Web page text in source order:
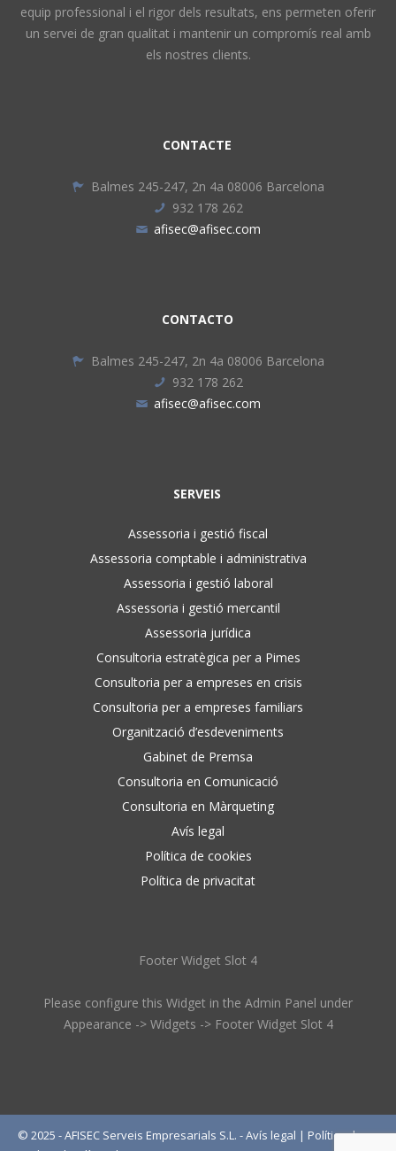
equip professional i el rigor dels resultats, ens permeten oferir
un servei de gran qualitat i mantenir un compromís real amb
els nostres clients.
CONTACTE
Balmes 245-247, 2n 4a 08006 Barcelona
932 178 262
afisec@afisec.com
CONTACTO
Balmes 245-247, 2n 4a 08006 Barcelona
932 178 262
afisec@afisec.com
SERVEIS
Assessoria i gestió fiscal
Assessoria comptable i administrativa
Assessoria i gestió laboral
Assessoria i gestió mercantil
Assessoria jurídica
Consultoria estratègica per a Pimes
Consultoria per a empreses en crisis
Consultoria per a empreses familiars
Organització d’esdeveniments
Gabinet de Premsa
Consultoria en Comunicació
Consultoria en Màrqueting
Avís legal
Política de cookies
Política de privacitat
Footer Widget Slot 4
Please configure this Widget in the Admin Panel under
Appearance -> Widgets -> Footer Widget Slot 4
© 2025 - AFISEC Serveis Empresarials S.L. -Avís legal | Política de